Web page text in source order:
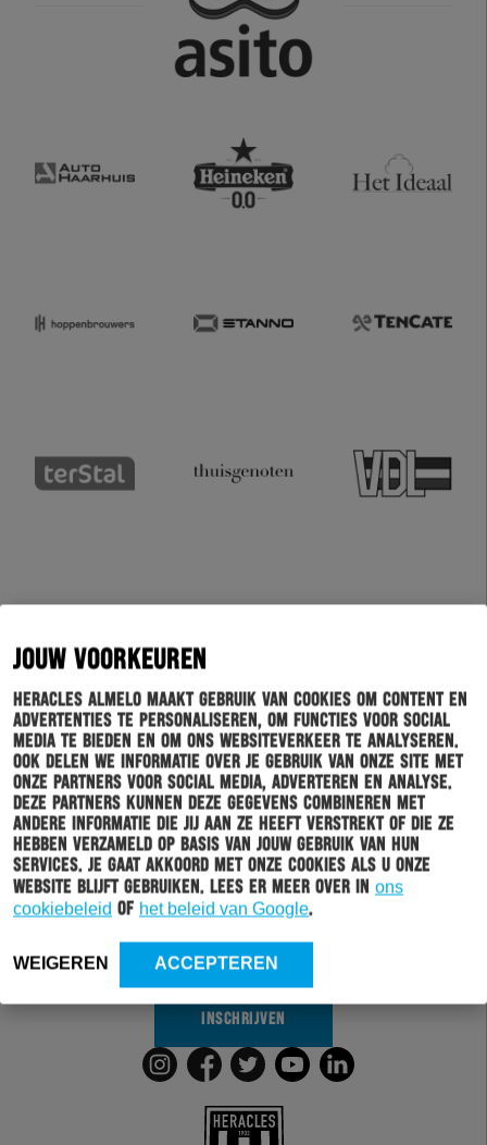
JOUW VOORKEUREN
Heracles Almelo maakt gebruik van cookies om content en
advertenties te personaliseren, om functies voor social
media te bieden en om ons websiteverkeer te analyseren.
Ook delen we informatie over je gebruik van onze site met
onze partners voor social media, adverteren en analyse.
Deze partners kunnen deze gegevens combineren met
andere informatie die jij aan ze heeft verstrekt of die ze
hebben verzameld op basis van jouw gebruik van hun
services. Je gaat akkoord met onze cookies als u onze
website blijft gebruiken. Lees er meer over in ons
cookiebeleid of het beleid van Google.
WEIGEREN ACCEPTEREN
Schrijf je in voor onze nieuwsbrief
Wil jij altijd en overal op de hoogte gehouden worden
van al het clubnieuws? Schrijf je dan in voor de
nieuwsbrief van Heracles Almelo. Doordat je zelf aan
kan geven welk nieuws jij van ons wil ontvangen,
sturen wij alleen nieuws wat voor jou relevant is.
INSCHRIJVEN